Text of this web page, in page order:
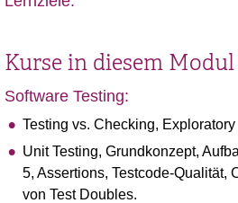
Kurse in diesem Modul
Software Testing:
Testing vs. Checking, Exploratory
Unit Testing, Grundkonzept,
5, Assertions, Testcode-Qualität,
von Test Doubles.